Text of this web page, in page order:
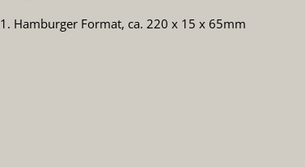
1. Hamburger Format, ca. 220 x 15 x 65mm